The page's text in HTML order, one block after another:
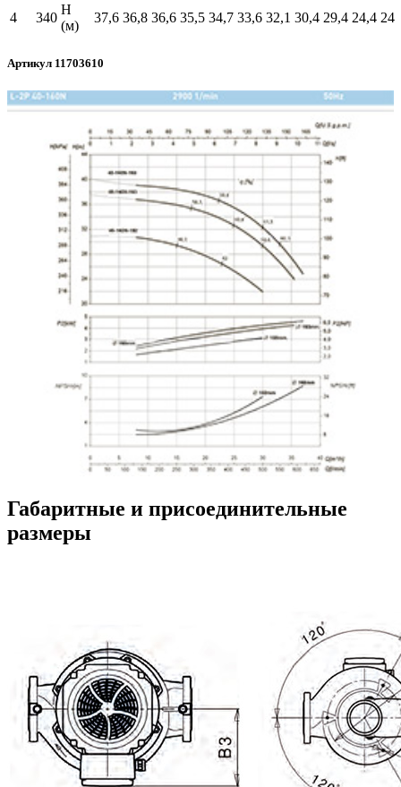
4 340
H
(м)
37,6 36,8 36,6 35,5 34,7 33,6 32,1 30,4 29,4 24,4 24
Артикул 11703610
Габаритные и присоединительные
размеры